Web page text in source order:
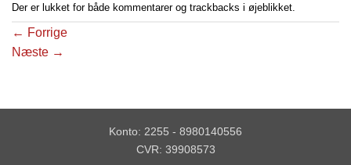
Der er lukket for både kommentarer og trackbacks i øjeblikket.
← Forrige
Næste →
Konto: 2255 - 8980140556
CVR: 39908573